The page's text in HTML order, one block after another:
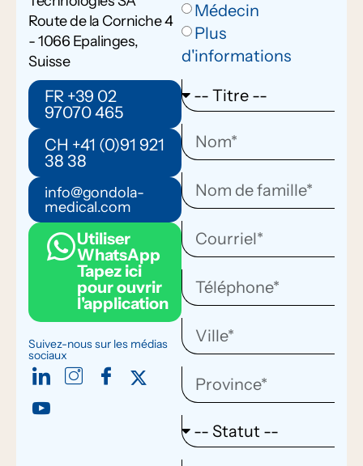
Route de la Corniche 4
- 1066 Epalinges,
Suisse
FR +39 02
97070 465
CH +41 (0)91 921
38 38
info@gondola-
medical.com
Utiliser
WhatsApp
Tapez ici
pour ouvrir
l'application
Suivez-nous sur les médias
sociaux
Médecin
Plus
d'informations